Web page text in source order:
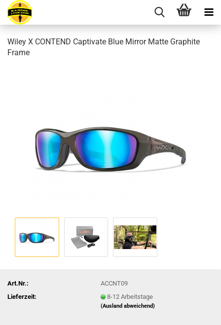
Wiley X CONTEND Captivate Blue Mirror Matte Graphite
Frame
Art.Nr.:
ACCNT09
Lieferzeit:
8-12 Arbeitstage
(Ausland abweichend)